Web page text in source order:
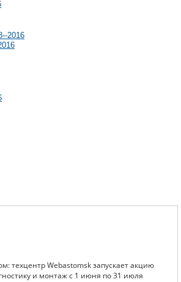
техцентр Webastomsk запускает акцию
и монтаж с 1 июня по 31 июля